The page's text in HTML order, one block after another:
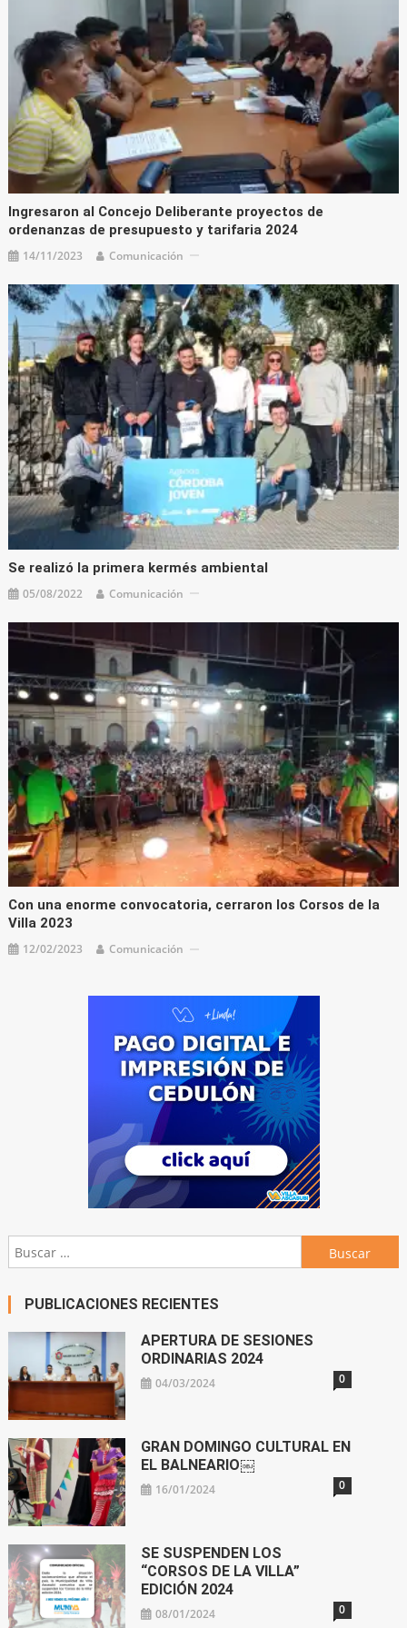
Ingresaron al Concejo Deliberante proyectos de
ordenanzas de presupuesto y tarifaria 2024
14/11/2023 Comunicación
Se realizó la primera kermés ambiental
05/08/2022 Comunicación
Con una enorme convocatoria, cerraron los Corsos de la
Villa 2023
12/02/2023 Comunicación
Buscar:
PUBLICACIONES RECIENTES
APERTURA DE SESIONES
ORDINARIAS 2024
04/03/2024 0
GRAN DOMINGO CULTURAL EN
EL BALNEARIO￼
16/01/2024 0
SE SUSPENDEN LOS
“CORSOS DE LA VILLA”
EDICIÓN 2024
08/01/2024 0